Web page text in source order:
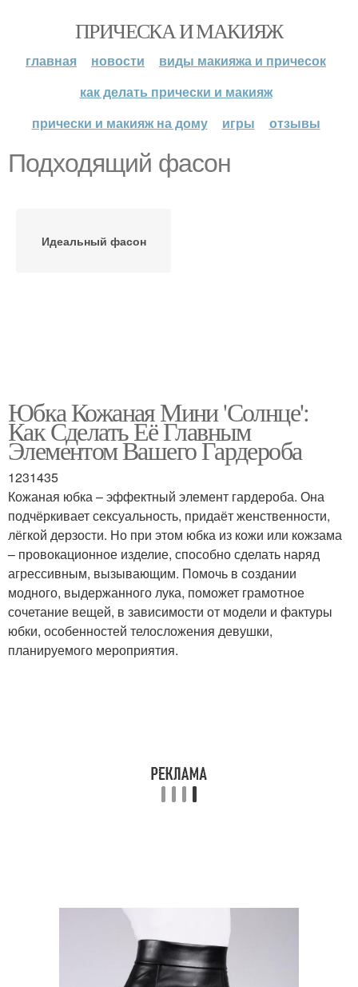
ПРИЧЕСКА И МАКИЯЖ
главная новости
виды макияжа и причесок
как делать прически и макияж
прически и макияж на дому
игры отзывы
Подходящий фасон
Идеальный фасон
Юбка Кожаная Мини 'Солнце':
Как Сделать Её Главным
Элементом Вашего Гардероба
1231435
Кожаная юбка – эффектный элемент гардероба. Она
подчёркивает сексуальность, придаёт женственности,
лёгкой дерзости. Но при этом юбка из кожи или кожзама
– провокационное изделие, способно сделать наряд
агрессивным, вызывающим. Помочь в создании
модного, выдержанного лука, поможет грамотное
сочетание вещей, в зависимости от модели и фактуры
юбки, особенностей телосложения девушки,
планируемого мероприятия.